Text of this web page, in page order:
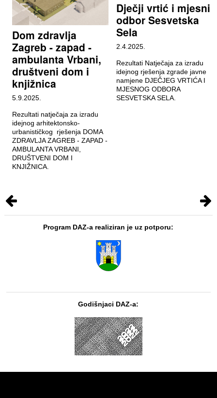
Dom zdravlja
Zagreb - zapad -
ambulanta Vrbani,
društveni dom i
knjižnica
5.9.2025.
Rezultati natječaja za izradu
idejnog arhitektonsko-
urbanističkog rješenja DOMA
ZDRAVLJA ZAGREB - ZAPAD -
AMBULANTA VRBANI,
DRUŠTVENI DOM I
KNJIŽNICA.
Dječji vrtić i mjesni
odbor Sesvetska
Sela
2.4.2025.
Rezultati Natječaja za izradu
idejnog rješenja zgrade javne
namjene DJEČJEG VRTIĆA I
MJESNOG ODBORA
SESVETSKA SELA.
Program DAZ-a realiziran je uz potporu:
Godišnjaci DAZ-a: